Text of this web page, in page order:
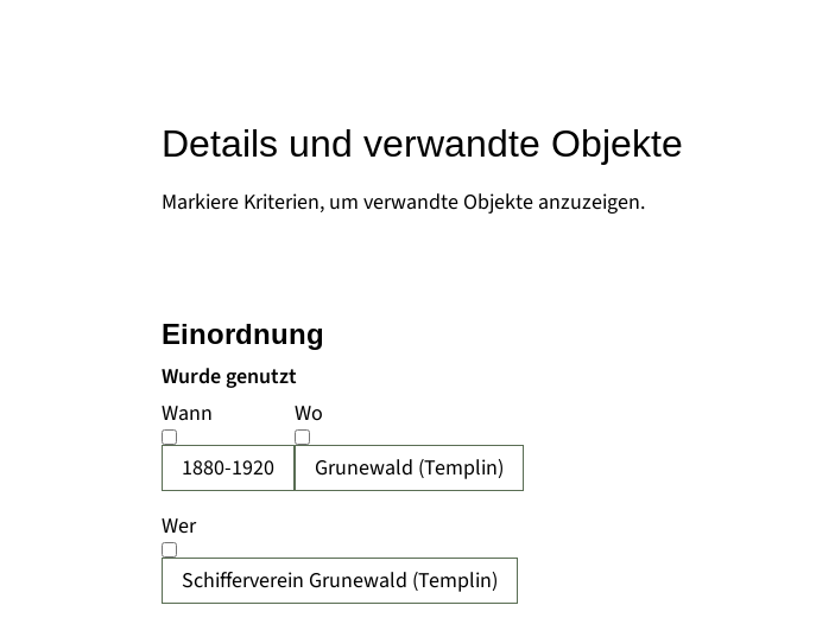
Details und verwandte Objekte
Markiere Kriterien, um verwandte Objekte anzuzeigen.
Wurde genutzt
Wann
1880-1920
Wo
Grunewald (Templin)
Wer
Schifferverein Grunewald (Templin)
Einordnung